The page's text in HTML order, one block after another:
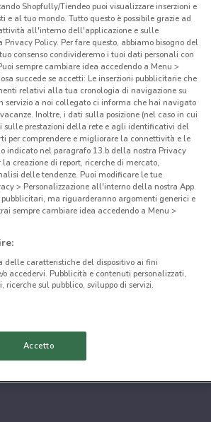
Shopfully/Tiendeo puoi visualizzare inserzioni e
al tuo mondo. Tutto questo è possibile grazie ad
all'interno dell'applicazione e sulle
Policy. Per fare questo, abbiamo bisogno del
consenso condivideremo i tuoi dati personali con
sempre cambiare idea accedendo a Menu >
succede se accetti: Le inserzioni pubblicitarie che
relativi alla tua cronologia di navigazione su
servizio a noi collegato ci informa che hai navigato
Inoltre, i dati sulla posizione (nel caso in cui
sulle prestazioni della rete e agli identificativi del
per comprendere e migliorare la connettività e le
indicato nel paragrafo 13.b della nostra Privacy
creazione di report, ricerche di mercato,
delle tendenze. Puoi modificare le tue
> Personalizzazione all'interno della nostra App.
ma riguarderanno argomenti generici e
sempre cambiare idea accedendo a Menu >
delle caratteristiche del dispositivo ai fini
accedervi. Pubblicità e contenuti personalizzati,
sul pubblico, sviluppo di servizi.
Accetto